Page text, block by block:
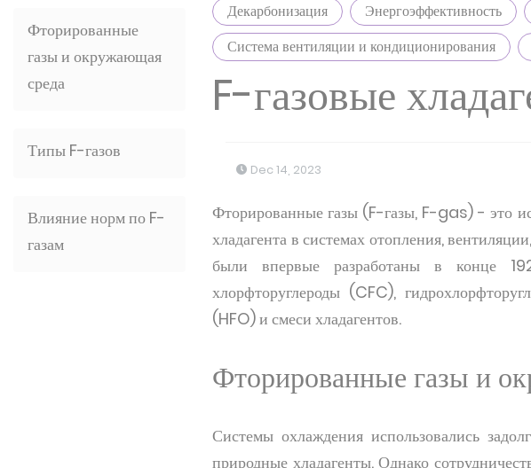
Фторированные
газы и окружающая
среда
Типы F-газов
Влияние норм по F-
газам
Декарбонизация Энергоэффективность
Система вентиляции и кондиционирования
F-газовые
Dec 14, 2023
Фторированные газы (F-газы, F-gas) - это
хладагента в системах отопления,
были впервые разработаны в конце
хлорфторуглероды (CFC),
(HFO) и смеси хладагентов.
Фторированные газы и
Системы охлаждения использовались
природные хладагенты. Однако